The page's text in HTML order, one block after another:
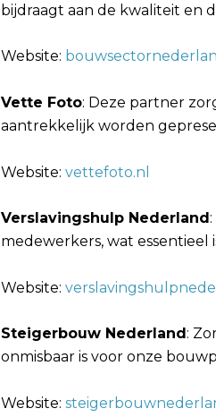
bijdraagt aan de kwaliteit en
Website:
Vette Foto: Deze partner
aantrekkelijk worden
Website: vettefoto.nl
Verslavingshulp Nederland
medewerkers, wat
Website:
Steigerbouw Nederland :
onmisbaar is voor onze
Website: